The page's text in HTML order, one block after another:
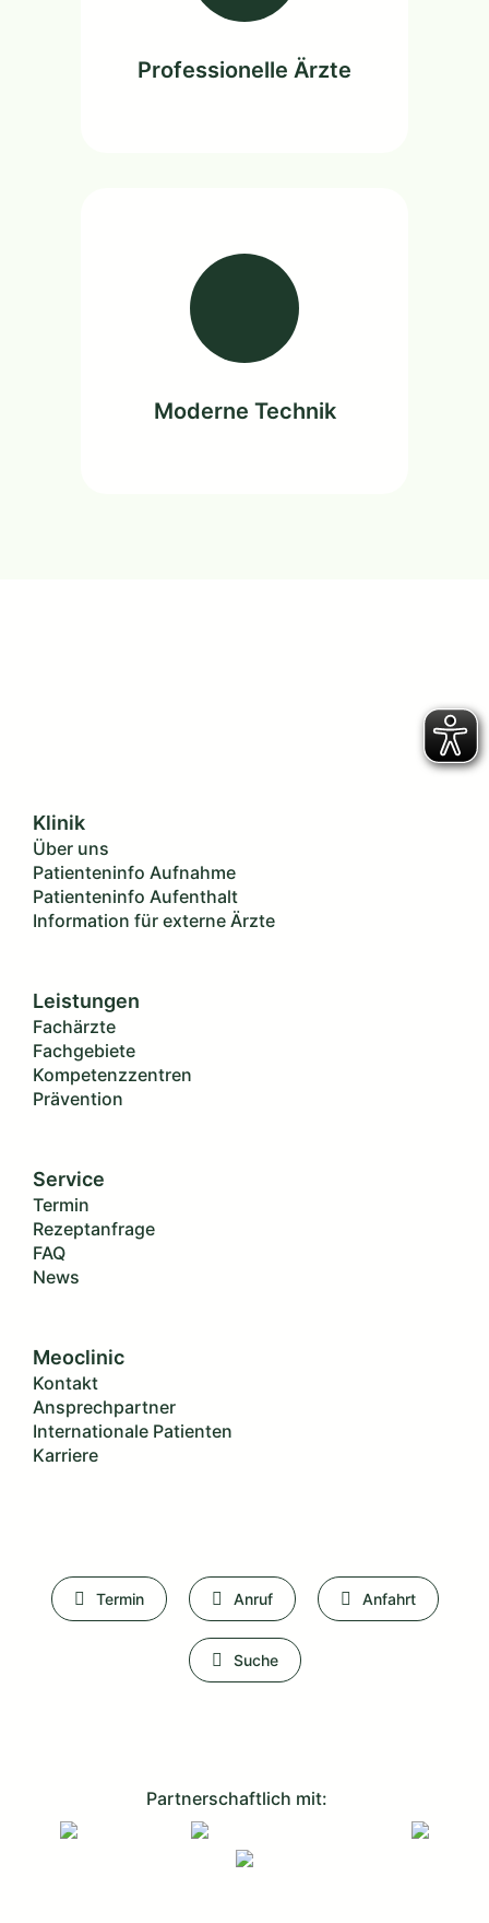
Professionelle Ärzte
Moderne Technik
Klinik
Über uns
Patienteninfo Aufnahme
Patienteninfo Aufenthalt
Information für externe Ärzte
Leistungen
Fachärzte
Fachgebiete
Kompetenzzentren
Prävention
Service
Termin
Rezeptanfrage
FAQ
News
Meoclinic
Kontakt
Ansprechpartner
Internationale Patienten
Karriere
Termin Anruf Anfahrt
Suche
Partnerschaftlich mit: